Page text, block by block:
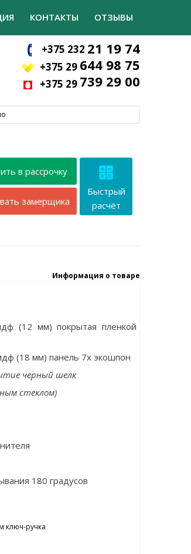
КОНТАКТЫ ОТЗЫВЫ
+375 232 21 19 74
+375 29 644 98 75
+375 29 739 29 00
в рассрочку
замерщика
Быстрый
расчёт
Информация о товаре
(12 мм) покрытая пленкой
(18 мм) панель 7х экошпон
черный шелк
стеклом)
180 градусов
ключ-ручка